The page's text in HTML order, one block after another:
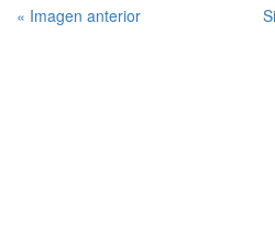
« Imagen anterior